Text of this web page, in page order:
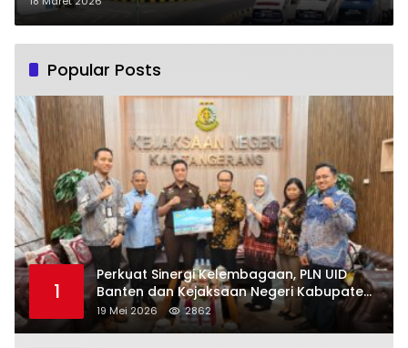
Popular Posts
1
Perkuat Sinergi Kelembagaan, PLN UID
Banten dan Kejaksaan Negeri Kabupaten
Tangerang Kolaborasi Dukung Pelayanan
Publik
19 Mei 2026 2862